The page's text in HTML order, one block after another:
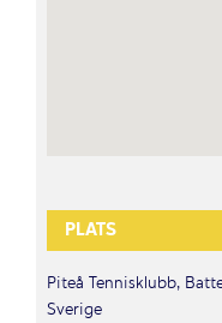
PLATS
Piteå Tennisklubb,
Sverige